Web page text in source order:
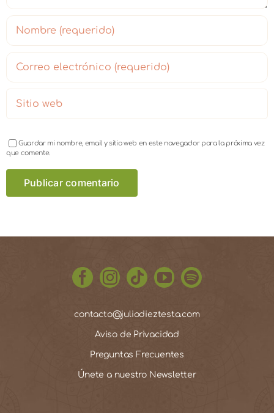
Guardar mi nombre, email y sitio web en este navegador para la próxima vez
que comente.
contacto@juliodieztesta.com
Aviso de Privacidad
Preguntas Frecuentes
Únete a nuestro Newsletter